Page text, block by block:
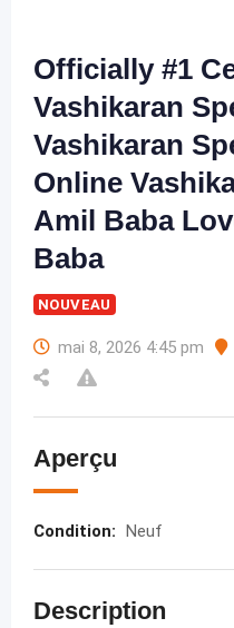
Officially #1
Vashikaran
Vashikaran
Online
Amil Baba
Baba
NOUVEAU
mai 8, 2026 4:45 pm
Aperçu
Condition: Neuf
Description